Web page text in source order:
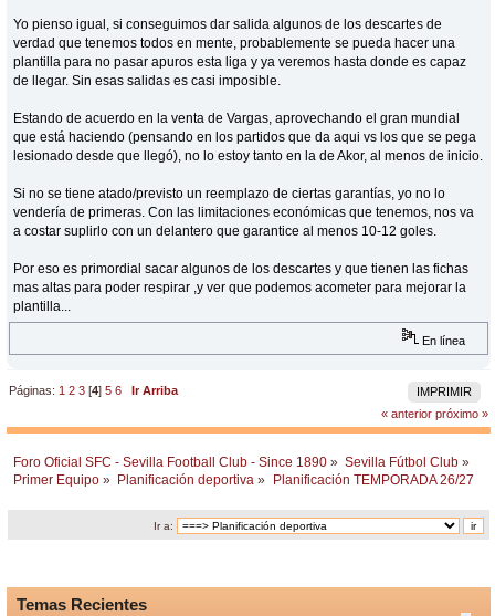
Yo pienso igual, si conseguimos dar salida algunos de los descartes de
verdad que tenemos todos en mente, probablemente se pueda hacer una
plantilla para no pasar apuros esta liga y ya veremos hasta donde es capaz
de llegar. Sin esas salidas es casi imposible.
Estando de acuerdo en la venta de Vargas, aprovechando el gran mundial
que está haciendo (pensando en los partidos que da aqui vs los que se pega
lesionado desde que llegó), no lo estoy tanto en la de Akor, al menos de inicio.
Si no se tiene atado/previsto un reemplazo de ciertas garantías, yo no lo
vendería de primeras. Con las limitaciones económicas que tenemos, nos va
a costar suplirlo con un delantero que garantice al menos 10-12 goles.
Por eso es primordial sacar algunos de los descartes y que tienen las fichas
mas altas para poder respirar ,y ver que podemos acometer para mejorar la
plantilla...
En línea
IMPRIMIR
Páginas: 1 2 3 [4]5 6
Ir Arriba
« anterior próximo »
Foro Oficial SFC - Sevilla Football Club - Since 1890 » Sevilla Fútbol Club »
Primer Equipo » Planificación deportiva » Planificación TEMPORADA 26/27
Ir a:
Temas Recientes